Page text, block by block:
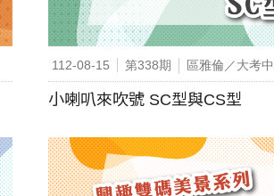
112-08-15 第338期 區雅倫／大考
小喇叭來吹號 SC型與CS型